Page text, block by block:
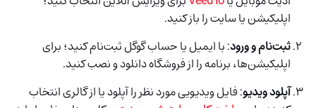
اپلیکیشن یا سایت را باز کنید.
ثبت‌نام و ورود: با ایمیل یا حساب گوگل ثبت‌نام کنید؛ برای
اپلیکیشن‌ها، برنامه را از فروشگاه دانلود و نصب کنید.
آپلود ویدیو: فایل ویدیویی مورد نظر را آپلود یا از گالری انتخاب